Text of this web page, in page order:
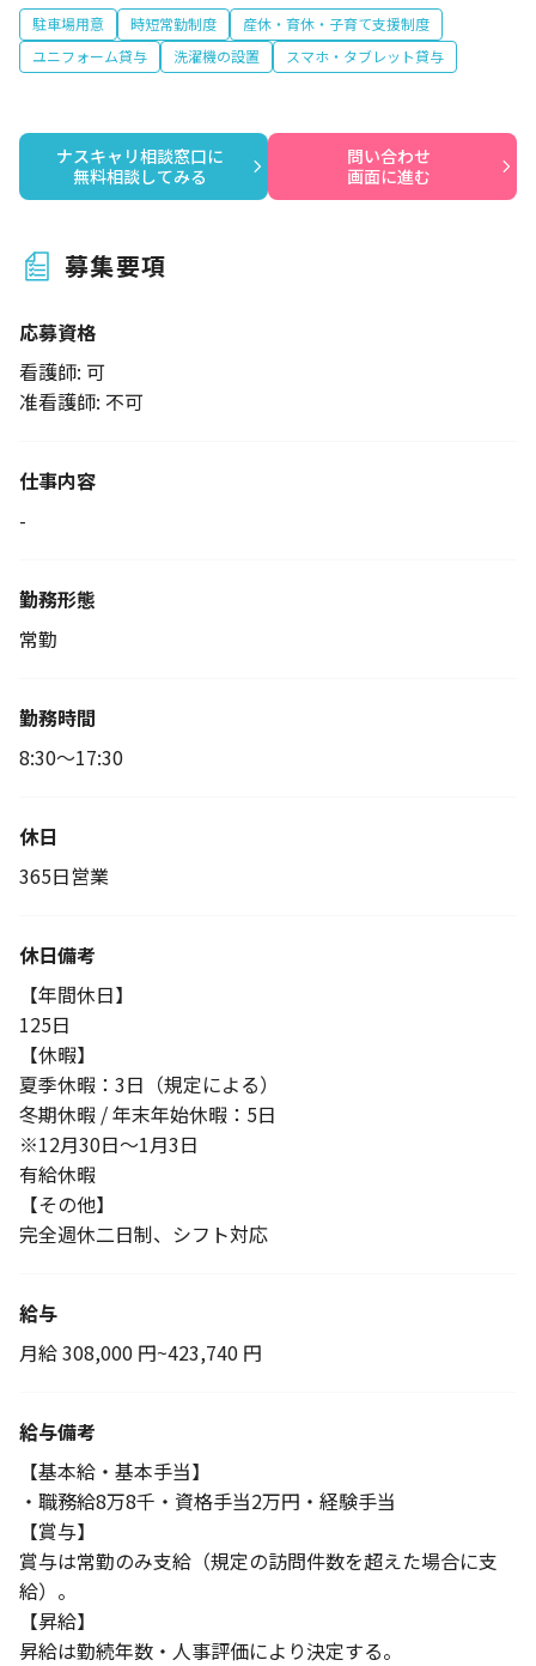
駐車場用意 時短常勤制度
産休・育休・子育て支援制度
ユニフォーム貸与
洗濯機の設置 スマホ・タブレット貸与
ナスキャリ相談窓口に
無料相談してみる
問い合わせ
画面に進む
募集要項
応募資格
看護師: 可
准看護師: 不可
仕事内容
-
勤務形態
常勤
勤務時間
8:30～17:30
休日
365日営業
休日備考
【年間休日】
125日
【休暇】
夏季休暇：3日（規定による）
冬期休暇 / 年末年始休暇：5日
※12月30日～1月3日
有給休暇
【その他】
完全週休二日制、シフト対応
給与
月給 308,000 円~423,740 円
給与備考
【基本給・基本手当】
・職務給8万8千・資格手当2万円・経験手当
【賞与】
賞与は常勤のみ支給（規定の訪問件数を超えた場合に支
給）。
【昇給】
昇給は勤続年数・人事評価により決定する。